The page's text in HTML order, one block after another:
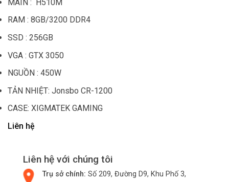
MAIN : H510M
RAM : 8GB/3200 DDR4
SSD : 256GB
VGA : GTX 3050
NGUỒN : 450W
TẢN NHIỆT: Jonsbo CR-1200
CASE: XIGMATEK GAMING
Liên hệ
Liên hệ với chúng tôi
Trụ sở chính: Số 209, Đường D9, Khu Phố 3,